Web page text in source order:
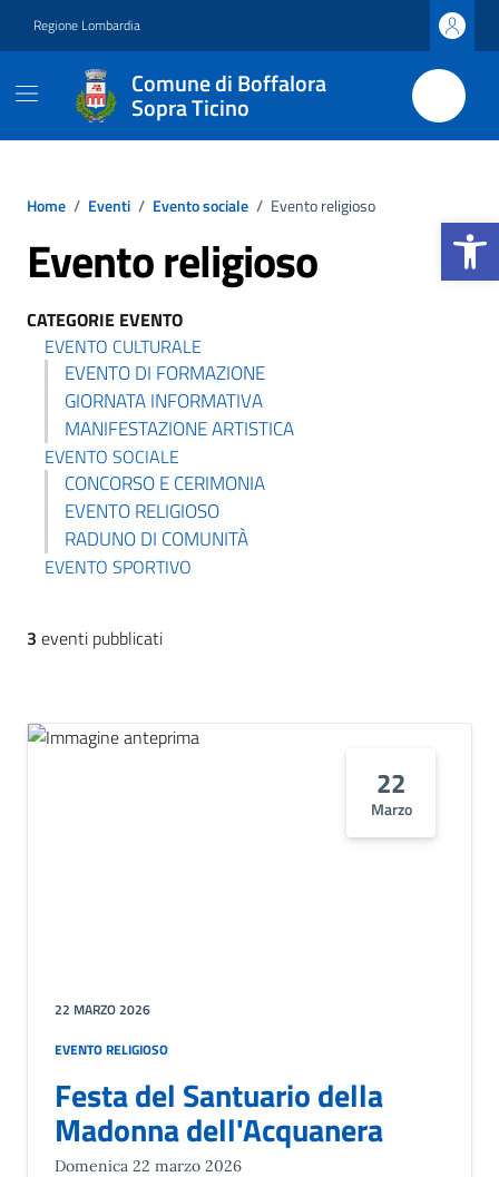
Apri la
Regione Lombardia
Comune di Boffalora
Sopra Ticino
Home / Eventi / Evento sociale / Evento religioso
Evento religioso
CATEGORIE EVENTO
EVENTO CULTURALE
EVENTO DI FORMAZIONE
GIORNATA INFORMATIVA
MANIFESTAZIONE ARTISTICA
EVENTO SOCIALE
CONCORSO E CERIMONIA
EVENTO RELIGIOSO
RADUNO DI COMUNITÀ
EVENTO SPORTIVO
3 eventi pubblicati
22
Marzo
22 MARZO 2026
EVENTO RELIGIOSO
Festa del Santuario della
Madonna dell'Acquanera
Domenica 22 marzo 2026